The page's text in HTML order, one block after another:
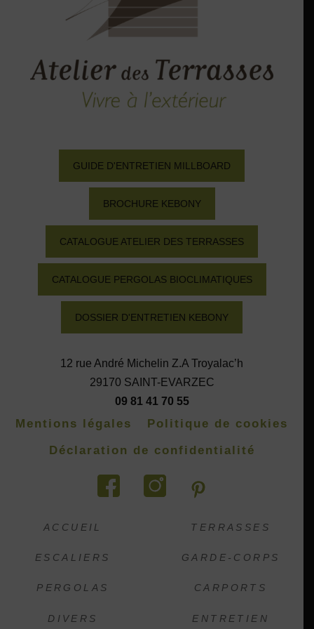
GUIDE D'ENTRETIEN MILLBOARD
BROCHURE KEBONY
CATALOGUE ATELIER DES TERRASSES
CATALOGUE PERGOLAS BIOCLIMATIQUES
DOSSIER D'ENTRETIEN KEBONY
12 rue André Michelin Z.A Troyalac’h
29170 SAINT-EVARZEC
09 81 41 70 55
Mentions légales
Politique de cookies
Déclaration de confidentialité
ACCUEIL TERRASSES
ESCALIERS GARDE-CORPS
PERGOLAS CARPORTS
DIVERS ENTRETIEN